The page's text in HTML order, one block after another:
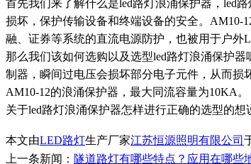
首先我们来了解什么是led路灯浪涌保护器，led
损坏，保护传输设备和终端设备的安全。AM10-
融、证券等系统的直流电源防护，也被用于户外
那么我们该如何选购以及选型led路灯浪涌保护
制器，瞬间过电压会损坏部分电子元件，从而损
AM10-12的浪涌保护器，最大同流容量为10KA。
关于led路灯浪涌保护器怎样进行正确的选型的
本文由LED路灯生产厂家江苏恒源照明有限公司
上一条新闻： 隧道路灯有哪些特点？应用在哪些